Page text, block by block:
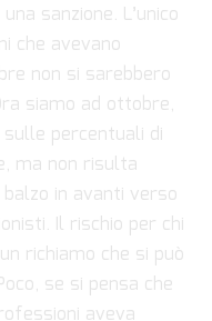
sanzione. L’unico
che avevano
non si sarebbero
siamo ad ottobre,
percentuali di
ma non risulta
in avanti verso
Il rischio per chi
richiamo che si può
se si pensa che
aveva